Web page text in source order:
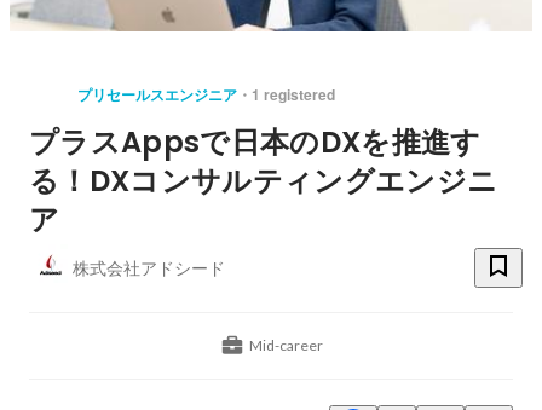
プリセールスエンジニア 1 registered
プラスAppsで日本のDXを推進す
る！DXコンサルティングエンジニ
ア
株式会社アドシード
Mid-career